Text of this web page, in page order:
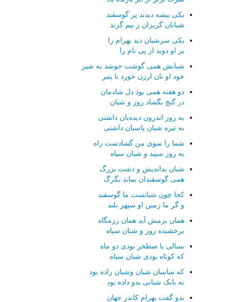
یکی بیشه دیدند پر گوسفند
شبانان گریزان ز بیم گزند
یکی سرشبان دید بهرام را
بر او دوید از پی نام را
شبانش همی گوشت جوشد به شیر
خود او نان ارزن خورد با پنیر
دو هفته همی بود دل شادمان
در گنج بگشاد روز و شبان
به روز اندرون دیده‌بان داشتی
به تیره شبان پاسبان داشتی
شما را سوی من گشادست راه
به روز سپید و شبان سیاه
شبان بداندیش و دشت بزرگ
همی گوسفندان بماند بگرگ
کجا چون شبانست ما گوسفند
و گر ما زمین او سپهر بلند
همان بزمش آید همان رزمگاه
برخشنده روز و شبان سیاه
بسالی با صطخر بودی دو ماه
که کوتاه بودی شبان سیاه
که ساسان شبان وشبان زاده بود
نه بابک شبانی بدو داده بود
بدو گفت بهرام کاندر جهان